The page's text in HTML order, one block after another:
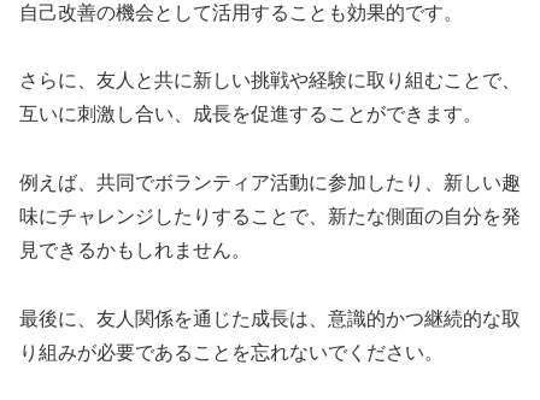
自己改善の機会として活用することも効果的です。
さらに、友人と共に新しい挑戦や経験に取り組むことで、
互いに刺激し合い、成長を促進することができます。
例えば、共同でボランティア活動に参加したり、新しい趣
味にチャレンジしたりすることで、新たな側面の自分を発
見できるかもしれません。
最後に、友人関係を通じた成長は、意識的かつ継続的な取
り組みが必要であることを忘れないでください。